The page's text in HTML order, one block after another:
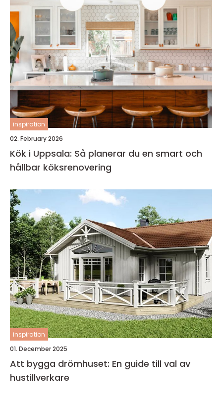
inspiration
02. February 2026
Kök i Uppsala: Så planerar du en smart och
hållbar köksrenovering
inspiration
01. December 2025
Att bygga drömhuset: En guide till val av
hustillverkare